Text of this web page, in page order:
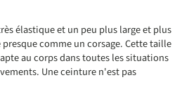
élastique et un peu plus large et plus
comme un corsage. Cette taille
au corps dans toutes les situations
Une ceinture n'est pas